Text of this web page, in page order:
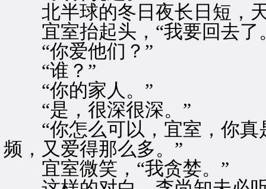
北半球的冬日夜长日短，
宜室抬起头，“我要回去了
“你爱他们？”
“谁？”
“你的家人。”
“是，很深很深。”
“你怎么可以，宜室，你真
频，又爱得那么多。”
宜室微笑，“我贪婪。”